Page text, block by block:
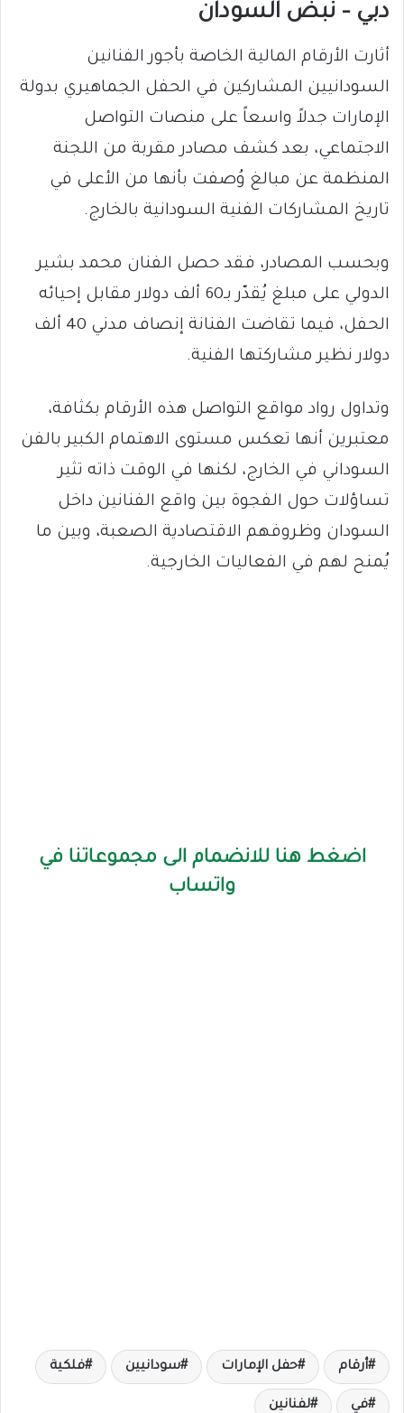
دبي – نبض السودان
أثارت الأرقام المالية الخاصة بأجور الفنانين
السودانيين المشاركين في الحفل الجماهيري بدولة
الإمارات جدلاً واسعاً على منصات التواصل
الاجتماعي، بعد كشف مصادر مقربة من اللجنة
المنظمة عن مبالغ وُصفت بأنها من الأعلى في
تاريخ المشاركات الفنية السودانية بالخارج.
وبحسب المصادر، فقد حصل الفنان محمد بشير
الدولي على مبلغ يُقدّر بـ60 ألف دولار مقابل إحيائه
الحفل، فيما تقاضت الفنانة إنصاف مدني 40 ألف
دولار نظير مشاركتها الفنية.
وتداول رواد مواقع التواصل هذه الأرقام بكثافة،
معتبرين أنها تعكس مستوى الاهتمام الكبير بالفن
السوداني في الخارج، لكنها في الوقت ذاته تثير
تساؤلات حول الفجوة بين واقع الفنانين داخل
السودان وظروفهم الاقتصادية الصعبة، وبين ما
يُمنح لهم في الفعاليات الخارجية.
اضغط هنا للانضمام الى مجموعاتنا في
واتساب
أرقام حفل الإمارات سودانيين فلكية
في لفنانين